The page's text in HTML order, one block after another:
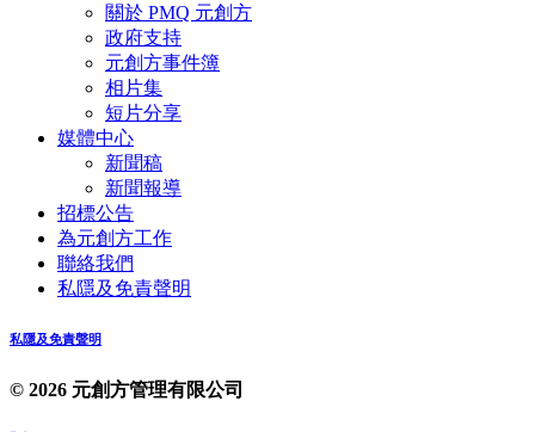
關於 PMQ 元創方
政府支持
元創方事件簿
相片集
短片分享
媒體中心
新聞稿
新聞報導
招標公告
為元創方工作
聯絡我們
私隱及免責聲明
私隱及免責聲明
© 2026 元創方管理有限公司